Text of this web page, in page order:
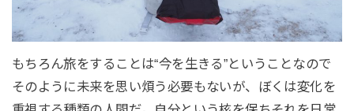
もちろん旅をすることは“今を生きる”ということなので
そのように未来を思い煩う必要もないが、ぼくは変化を